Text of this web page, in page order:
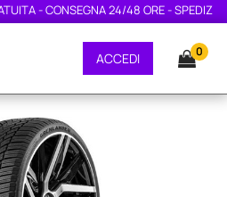
- CONSEGNA 24/48 ORE -
ACCEDI 0